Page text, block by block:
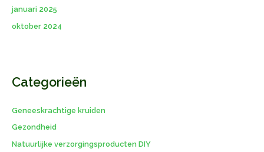
januari 2025
oktober 2024
Categorieën
Geneeskrachtige kruiden
Gezondheid
Natuurlijke verzorgingsproducten DIY